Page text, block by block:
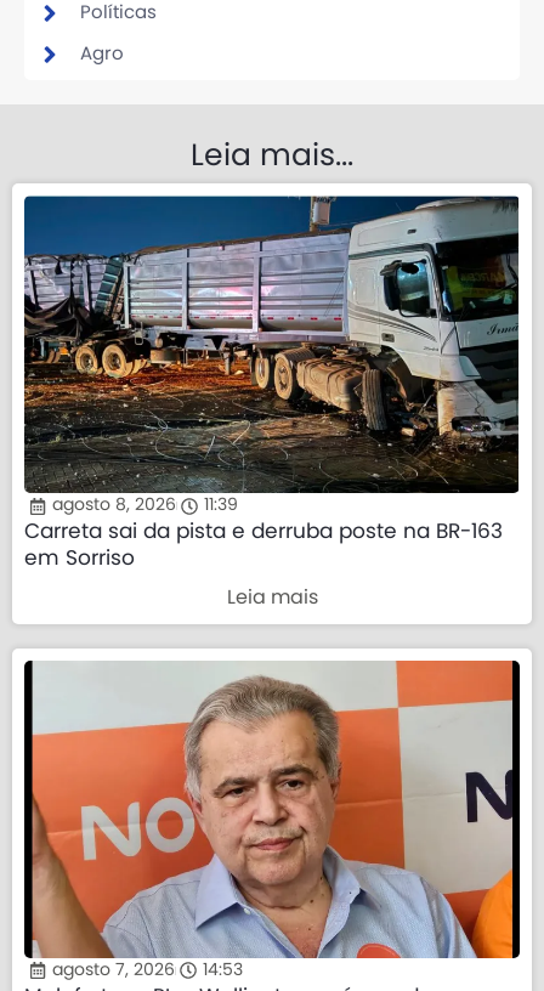
Políticas
Agro
Leia mais...
agosto 8, 2026 11:39
Carreta sai da pista e derruba poste na BR-163
em Sorriso
Leia mais
agosto 7, 2026 14:53